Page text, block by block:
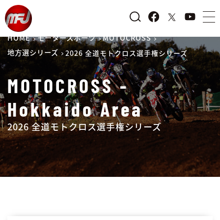
HOME モータースポーツ
MOTOCROSS
地方選シリーズ
2026 全道モトクロス選手権シリーズ
MOTOCROSS -
Hokkaido Area
2026 全道モトクロス選手権シリーズ